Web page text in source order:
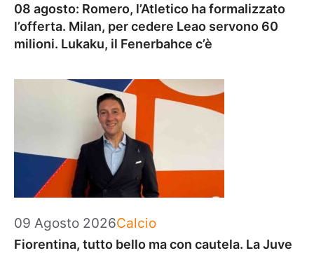
08 agosto: Romero, l’Atletico ha formalizzato
l’offerta. Milan, per cedere Leao servono 60
milioni. Lukaku, il Fenerbahce c’è
09 Agosto 2026Categorie
Calcio
Fiorentina, tutto bello ma con cautela. La Juve